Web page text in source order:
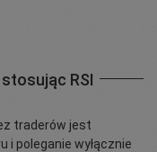
RSI
traderów jest
i poleganie wyłącznie